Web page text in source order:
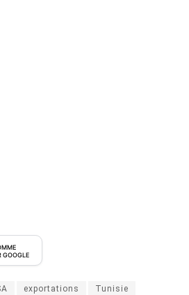
GOOGLE
exportations Tunisie